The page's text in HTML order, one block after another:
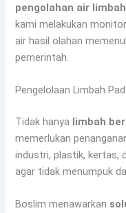
pengolahan air limbah
kami melakukan
air hasil olahan
pemerintah.
Pengelolaan Limbah
Tidak hanya limbah
memerlukan
industri, plastik, kertas,
agar tidak menumpuk
Boslim menawarkan